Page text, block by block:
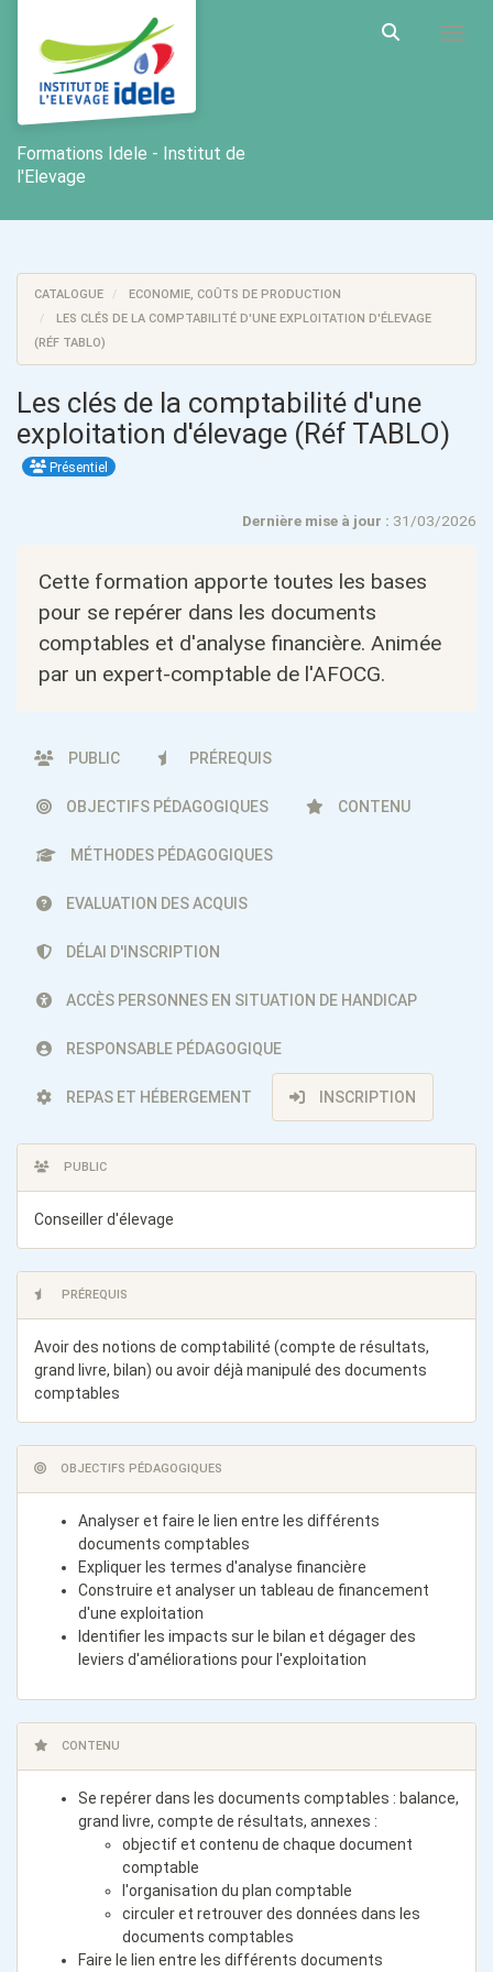
Aller au menu principal
Aller au contenu principal
Personnaliser l'interface
Formations Idele - Institut de
l'Elevage
CATALOGUE
ECONOMIE, COÛTS DE PRODUCTION
LES CLÉS DE LA COMPTABILITÉ D'UNE EXPLOITATION D'ÉLEVAGE
(RÉF TABLO)
Les clés de la comptabilité d'une
exploitation d'élevage (Réf TABLO)
Présentiel
Dernière mise à jour : 31/03/2026
Cette formation apporte toutes les bases
pour se repérer dans les documents
comptables et d'analyse financière. Animée
par un expert-comptable de l'AFOCG.
PUBLIC PRÉREQUIS
OBJECTIFS PÉDAGOGIQUES CONTENU
MÉTHODES PÉDAGOGIQUES
EVALUATION DES ACQUIS
DÉLAI D'INSCRIPTION
ACCÈS PERSONNES EN SITUATION DE HANDICAP
RESPONSABLE PÉDAGOGIQUE
REPAS ET HÉBERGEMENT INSCRIPTION
PUBLIC
Conseiller d'élevage
PRÉREQUIS
Avoir des notions de comptabilité (compte de résultats,
grand livre, bilan) ou avoir déjà manipulé des documents
comptables
OBJECTIFS PÉDAGOGIQUES
Analyser et faire le lien entre les différents
documents comptables
Expliquer les termes d'analyse financière
Construire et analyser un tableau de financement
d'une exploitation
Identifier les impacts sur le bilan et dégager des
leviers d'améliorations pour l'exploitation
CONTENU
Se repérer dans les documents comptables : balance,
grand livre, compte de résultats, annexes :
objectif et contenu de chaque document
comptable
l'organisation du plan comptable
circuler et retrouver des données dans les
documents comptables
Faire le lien entre les différents documents